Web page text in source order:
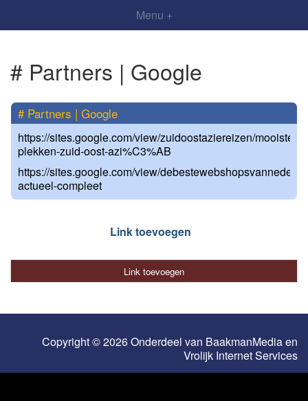
Menu +
# Partners | Google
# Partners | Google
https://sites.google.com/view/zuidoostaziereizen/mooiste-
plekken-zuid-oost-azi%C3%AB
https://sites.google.com/view/
actueel-compleet
Link toevoegen
Link toevoegen
Copyright © 2026 Onderdeel van BaakmanMediaen
Vrolijk Internet Services